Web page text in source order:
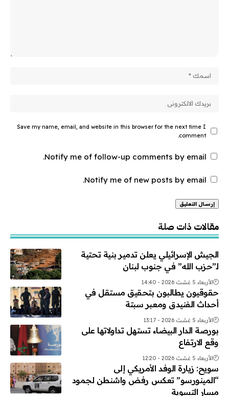
Save my name, email, and website in this browser for the next time I
comment.
Notify me of follow-up comments by email.
Notify me of new posts by email.
مقالات ذات صلة
الجيش الإسرائيلي يعلن تدمير بنية تحتية
لـ”حزب الله” في جنوب لبنان
الأربعاء 5 غشت 2026 - 14:40
حقوقيون يطالبون بتحقيق مستقل في
أحداث الفنيدق ومعبر سبتة
الأربعاء 5 غشت 2026 - 13:17
بورصة الدار البيضاء تستهل تداولاتها على
وقع الارتفاع
الأربعاء 5 غشت 2026 - 12:20
سويح: زيارة الوفد الأمريكي إلى
“المينورسو” تعكس رفض واشنطن لجمود
مسار التسوية